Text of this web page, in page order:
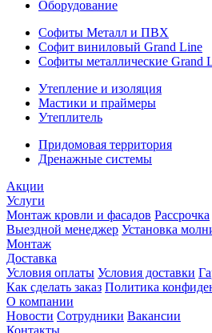
Оборудование
Софиты Металл и ПВХ
Софит виниловый Grand Line
Софиты металлические Grand
Утепление и изоляция
Мастики и праймеры
Утеплитель
Придомовая территория
Дренажные системы
Акции
Услуги
Монтаж кровли и фасадов Рассрочка
Выездной менеджер Установка
Монтаж
Доставка
Условия оплаты Условия доставки
Как сделать заказ Политика
О компании
Новости Сотрудники Вакансии
Контакты